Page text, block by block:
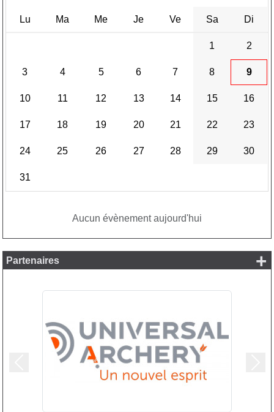
Lu Ma Me Je Ve Sa Di
1 2
3 4 5 6 7 8 9
10 11 12 13 14 15 16
17 18 19 20 21 22 23
24 25 26 27 28 29 30
31
Aucun évènement aujourd'hui
Partenaires +